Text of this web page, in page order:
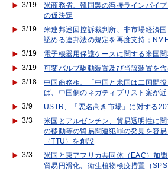
3/19
米商務省、韓国製の溶接ラインパイ
の仮決定
3/19
米連邦巡回控訴裁判所、非市場経済
認める連邦法の規定を再度支持；
3/19
電子機器用保護ケースに関する米国
3/19
可変バルブ駆動装置及び当該装置を
3/18
中国商務相、「中国と米国は二国間
ば、中国側のネガティブリスト案が
3/9
USTR、「悪名高き市場」に対する
3/3
米国とアルゼンチン、貿易透明性に
の移動等の貿易関連犯罪の発見を容
（TTU）を創設
3/3
米国と東アフリカ共同体（EAC）加
貿易円滑化、衛生植物検疫措置（